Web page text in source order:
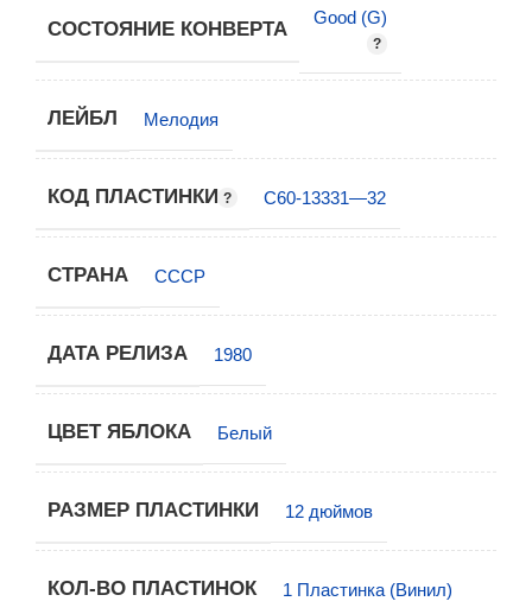
СОСТОЯНИЕ КОНВЕРТА
Good (G)
ЛЕЙБЛ Мелодия
КОД ПЛАСТИНКИ С60-13331—32
СТРАНА СССР
ДАТА РЕЛИЗА 1980
ЦВЕТ ЯБЛОКА Белый
РАЗМЕР ПЛАСТИНКИ 12 дюймов
КОЛ-ВО ПЛАСТИНОК 1 Пластинка (Винил)